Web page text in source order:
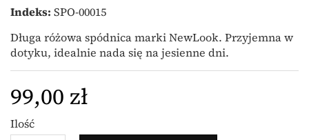
Indeks: SPO-00015
Długa różowa spódnica marki NewLook. Przyjemna w
dotyku, idealnie nada się na jesienne dni.
99,00 zł
Ilość